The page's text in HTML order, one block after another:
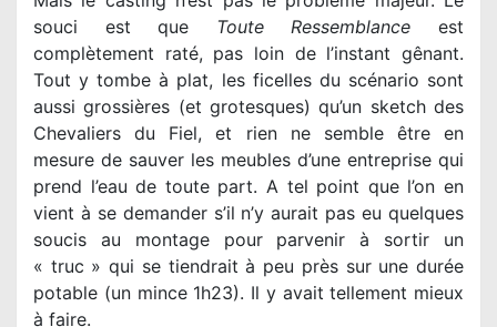
souci est que Toute Ressemblance est
complètement raté, pas loin de l’instant gênant.
Tout y tombe à plat, les ficelles du scénario sont
aussi grossières (et grotesques) qu’un sketch des
Chevaliers du Fiel, et rien ne semble être en
mesure de sauver les meubles d’une entreprise qui
prend l’eau de toute part. A tel point que l’on en
vient à se demander s’il n’y aurait pas eu quelques
soucis au montage pour parvenir à sortir un
« truc » qui se tiendrait à peu près sur une durée
potable (un mince 1h23). Il y avait tellement mieux
à faire.